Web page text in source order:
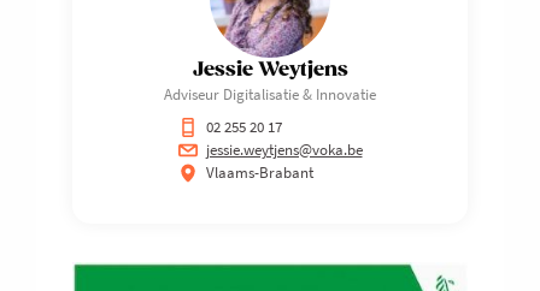
Jessie Weytjens
Adviseur Digitalisatie & Innovatie
02 255 20 17
jessie.weytjens@voka.be
Vlaams-Brabant